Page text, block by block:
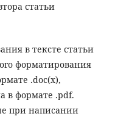
статьи
в тексте статьи
форматирования
.doc(x),
в формате .pdf.
при написании